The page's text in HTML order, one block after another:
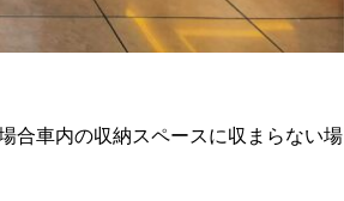
合車内の収納スペースに収まらない場